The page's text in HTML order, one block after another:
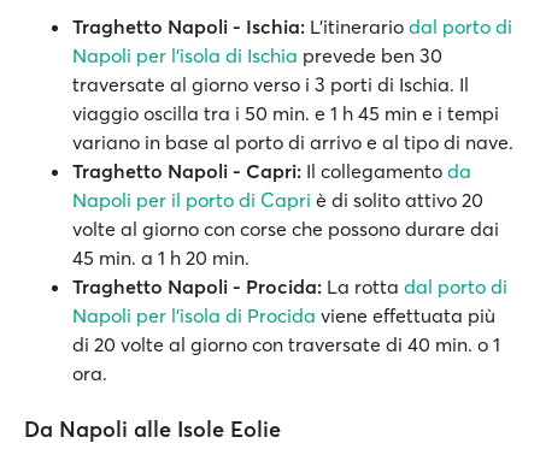
Traghetto Napoli - Ischia: L'itinerario dal porto di
Napoli per l'isola di Ischia prevede ben 30
traversate al giorno verso i 3 porti di Ischia. Il
viaggio oscilla tra i 50 min. e 1 h 45 min e i tempi
variano in base al porto di arrivo e al tipo di nave.
Traghetto Napoli - Capri: Il collegamento da
Napoli per il porto di Capri è di solito attivo 20
volte al giorno con corse che possono durare dai
45 min. a 1 h 20 min.
Traghetto Napoli - Procida: La rotta dal porto di
Napoli per l'isola di Procida viene effettuata più
di 20 volte al giorno con traversate di 40 min. o 1
ora.
Da Napoli alle Isole Eolie